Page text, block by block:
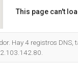
This page can't
Hay 4 registros DNS,